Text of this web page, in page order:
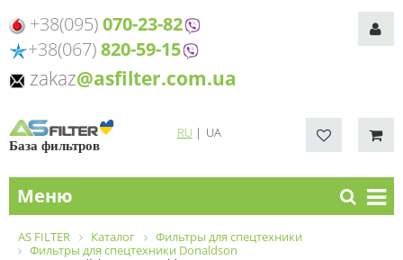
+38(095)070-23-82
+38(067)820-59-15
zakaz@asfilter.com.ua
База фильтров
RU| UA
Меню
AS FILTER Каталог
Фильтры для спецтехники
Фильтры для спецтехники Donaldson